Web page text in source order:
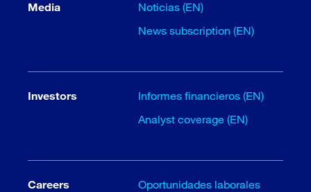
Media
Noticias (EN)
News subscription (EN)
Investors
Informes financieros (EN)
Analyst coverage (EN)
Careers
Oportunidades laborales